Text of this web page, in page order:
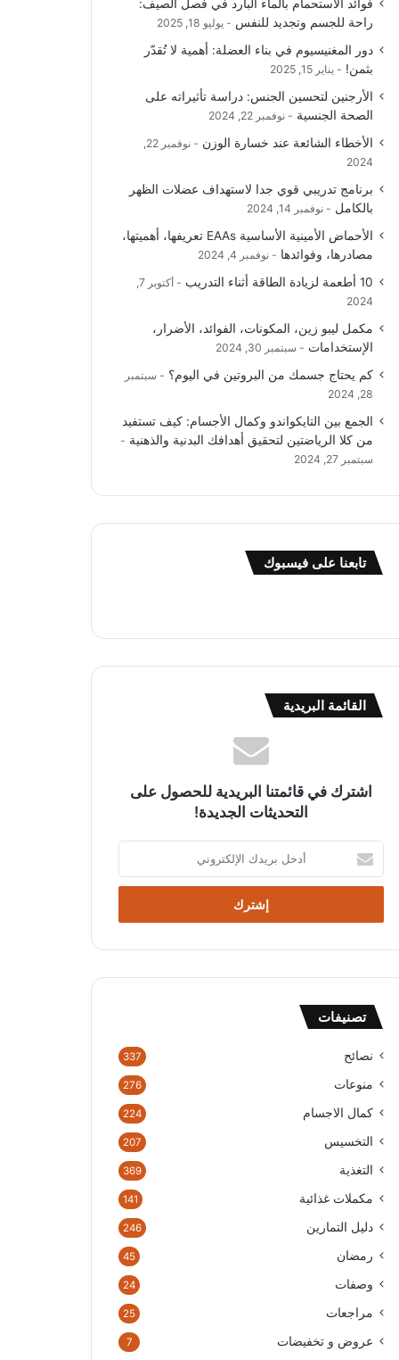
فوائد الاستحمام بالماء البارد في فصل الصيف:
راحة للجسم وتجديد للنفس
يوليو 18, 2025
دور المغنيسيوم في بناء العضلة: أهمية لا تُقدّر
بثمن!
يناير 15, 2025
الأرجنين لتحسين الجنس: دراسة تأثيراته على
الصحة الجنسية
نوفمبر 22, 2024
الأخطاء الشائعة عند خسارة الوزن
نوفمبر 22,
2024
برنامج تدريبي قوي جدا لاستهداف عضلات الظهر
بالكامل
نوفمبر 14, 2024
الأحماض الأمينية الأساسية EAAs تعريفها، أهميتها،
مصادرها، وفوائدها
نوفمبر 4, 2024
10 أطعمة لزيادة الطاقة أثناء التدريب
أكتوبر 7,
2024
مكمل ليبو زين، المكونات، الفوائد، الأضرار،
الإستخدامات
سبتمبر 30, 2024
كم يحتاج جسمك من البروتين في اليوم؟
سبتمبر
28, 2024
الجمع بين التايكواندو وكمال الأجسام: كيف تستفيد
من كلا الرياضتين لتحقيق أهدافك البدنية والذهنية
سبتمبر 27, 2024
تابعنا على فيسبوك
القائمة البريدية
اشترك في قائمتنا البريدية للحصول على
التحديثات الجديدة!
بريدك
الإلكتروني
تصنيفات
نصائح 337
منوعات 276
كمال الاجسام 224
التخسيس 207
التغذية 369
مكملات غذائية 141
دليل التمارين 246
رمضان 45
وصفات 24
مراجعات 25
عروض و تخفيضات 7